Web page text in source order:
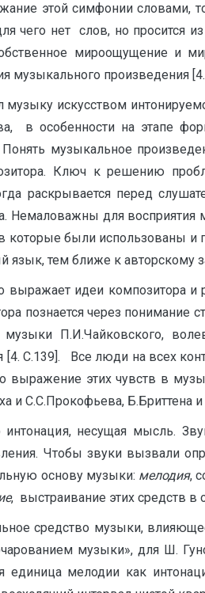
этой симфонии словами,
чего нет слов, но просится
мироощущение и
музыкального произведения
искусством
в особенности на этапе
музыкальное
Ключ к решению
раскрывается перед
Немаловажны для восприятия
которые были использованы
язык, тем ближе к авторскому
идеи композитора и
познается через понимание
музыки П.И.Чайковского,
С.139]. Все люди на всех
выражение этих чувств в
и С.С.Прокофьева, Б.Бриттена
несущая мысль. Звуки
Чтобы звуки вызвали
основу музыки: мелодия,
, выстраивание этих средств в
средство музыки,
музыки», для Ш.
единица мелодии как